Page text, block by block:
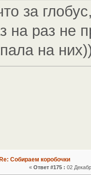
за
на раз не
на
Собираем коробочки
« Ответ #175 : 02